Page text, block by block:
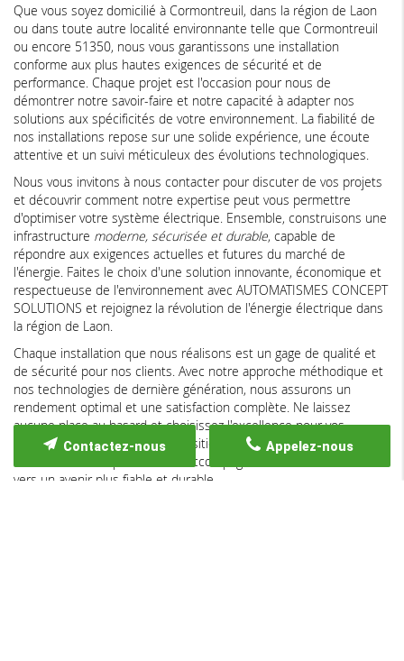
Que vous soyez domicilié à Cormontreuil, dans la région de Laon
ou dans toute autre localité environnante telle que Cormontreuil
ou encore 51350, nous vous garantissons une installation
conforme aux plus hautes exigences de sécurité et de
performance. Chaque projet est l'occasion pour nous de
démontrer notre savoir-faire et notre capacité à adapter nos
solutions aux spécificités de votre environnement. La fiabilité de
nos installations repose sur une solide expérience, une écoute
attentive et un suivi méticuleux des évolutions technologiques.
Nous vous invitons à nous contacter pour discuter de vos projets
et découvrir comment notre expertise peut vous permettre
d'optimiser votre système électrique. Ensemble, construisons une
infrastructure moderne, sécurisée et durable, capable de
répondre aux exigences actuelles et futures du marché de
l'énergie. Faites le choix d'une solution innovante, économique et
respectueuse de l'environnement avec AUTOMATISMES CONCEPT
SOLUTIONS et rejoignez la révolution de l'énergie électrique dans
la région de Laon.
Chaque installation que nous réalisons est un gage de qualité et
de sécurité pour nos clients. Avec notre approche méthodique et
nos technologies de dernière génération, nous assurons un
rendement optimal et une satisfaction complète. Ne laissez
aucune place au hasard et choisissez l'excellence pour vos
installations électriques. La transition énergétique est en marche,
et nous sommes prêts à vous accompagner dans cette aventure
vers un avenir plus fiable et durable.
Appelez-nous
Contactez-nous